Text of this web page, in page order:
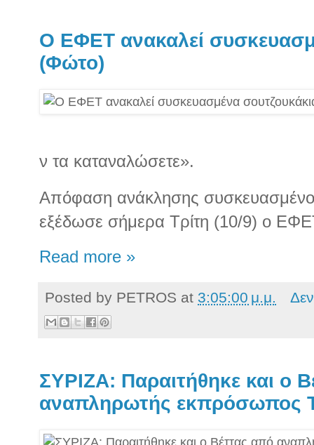
Ο ΕΦΕΤ ανακαλεί
(Φώτο)
ν τα καταναλώσετε».
Απόφαση ανάκλησης
εξέδωσε σήμερα Τρίτη (10/9) ο
Read more »
Posted by PETROS at 3:05:00 μ.μ.
ΣΥΡΙΖΑ: Παραιτήθηκε και ο
αναπληρωτής εκπρόσωπος